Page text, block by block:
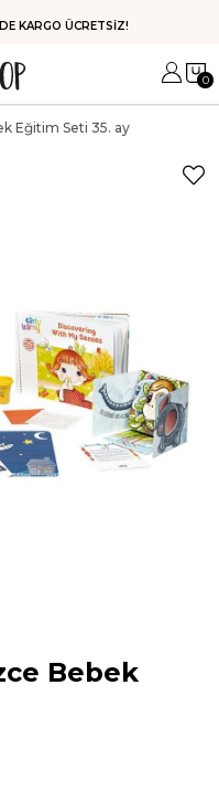
0
Eğitim Seti 35. ay
Bebek